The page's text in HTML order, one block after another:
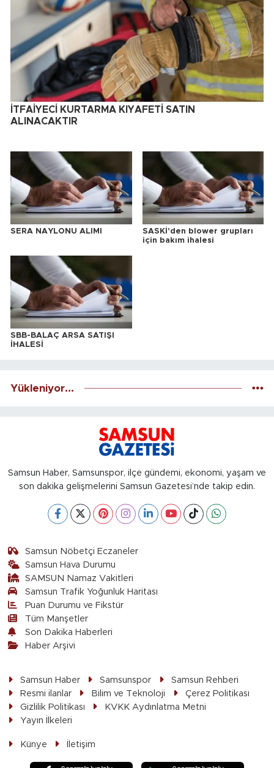
İTFAİYECİ KURTARMA KIYAFETİ SATIN
ALINACAKTIR
SERA NAYLONU ALIMI
SASKİ'den blower grupları
için bakım ihalesi
SBB-BALAÇ ARSA SATIŞI
İHALESİ
Yükleniyor...
Samsun Haber, Samsunspor, ilçe gündemi, ekonomi, yaşam ve
son dakika gelişmelerini Samsun Gazetesi’nde takip edin.
Samsun Nöbetçi Eczaneler
Samsun Hava Durumu
SAMSUN Namaz Vakitleri
Samsun Trafik Yoğunluk Haritası
Puan Durumu ve Fikstür
Tüm Manşetler
Son Dakika Haberleri
Haber Arşivi
Samsun Haber Samsunspor
Samsun Rehberi
Resmi ilanlar
Bilim ve Teknoloji
Çerez Politikası
Gizlilik Politikası
KVKK Aydınlatma Metni
Yayın İlkeleri
Künye İletişim